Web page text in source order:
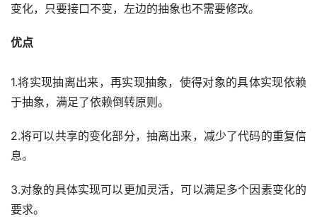
变化，只要接口不变，左边的抽象也不需要修改。
优点
1.将实现抽离出来，再实现抽象，使得对象的具体实现依赖
于抽象，满足了依赖倒转原则。
2.将可以共享的变化部分，抽离出来，减少了代码的重复信
息。
3.对象的具体实现可以更加灵活，可以满足多个因素变化的
要求。